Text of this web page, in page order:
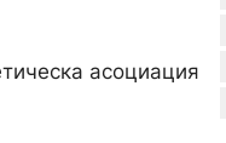
асоциация